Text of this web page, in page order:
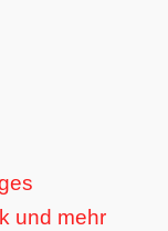
und mehr